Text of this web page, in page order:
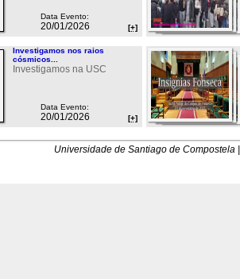
Data Evento:
20/01/2026 [+]
Investigamos nos raios
cósmicos...
Investigamos na USC
Data Evento:
20/01/2026 [+]
Universidade de Santiago de